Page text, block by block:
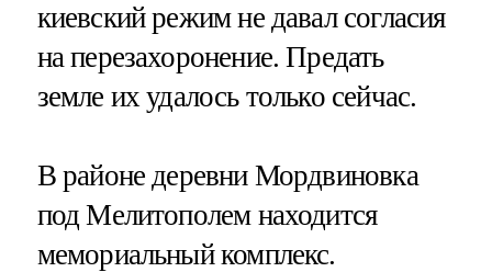
киевский режим не давал согласия
на перезахоронение. Предать
земле их удалось только сейчас.
В районе деревни Мордвиновка
под Мелитополем находится
мемориальный комплекс.